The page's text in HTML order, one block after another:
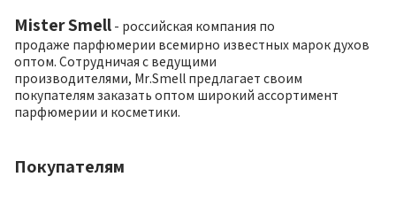
Mister Smell - российская компания по
продаже парфюмерии всемирно известных марок духов
оптом. Сотрудничая с ведущими
производителями, Mr.Smell предлагает своим
покупателям заказать оптом широкий ассортимент
парфюмерии и косметики.
Покупателям